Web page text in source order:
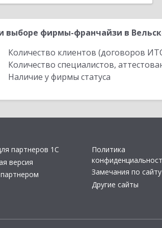
выборе фирмы-франчайзи в
Количество клиентов (договоров
Количество специалистов,
Наличие у фирмы статуса
партнеров 1С
версия
Политика
Замечания по сайту
Другие сайты